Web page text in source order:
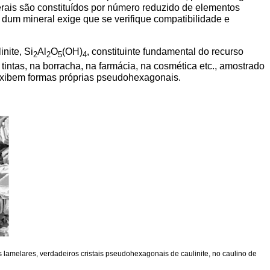
são constituídos por número reduzido de elementos
mineral exige que se verifique compatibilidade e
Si2Al 2O5(OH)4, constituinte fundamental do recurso
na borracha, na farmácia, na cosmética etc., amostrado
formas próprias pseudohexagonais.
verdadeiros cristais pseudohexagonais de caulinite, no caulino de